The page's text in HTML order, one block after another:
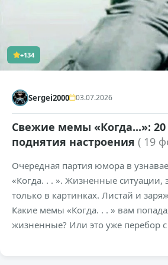
+134
Sergei2000 03.07.2026
Свежие мемы «Когда...»:
поднятия настроения ( 19
Очередная партия юмора в
«Когда. . . ». Жизненные ситуации,
только в картинках. Листай и
Какие мемы «Когда. . . » вам
жизненные? Или это уже перебор